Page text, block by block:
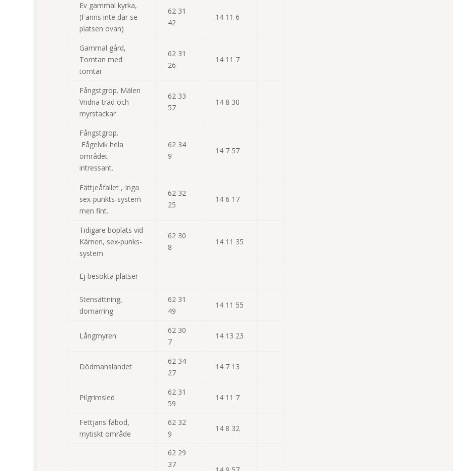
Ev gammal kyrka,
(Fanns inte där se
platsen ovan)
62 31
42
14 11 6
Gammal gård,
Tomtan med
tomtar
62 31
26
14 11 7
Fångstgrop. Mälen
Vridna träd och
myrstackar
62 33
57
14 8 30
Fångstgrop.
Fågelvik hela
området
intressant.
62 34
9
14 7 57
Fättjeåfallet , Inga
sex-punkts-system
men fint.
62 32
25
14 6 17
Tidigare boplats vid
Kärnen, sex-punks-
system
62 30
8
14 11 35
Ej besökta platser
Stensättning,
domarring
62 31
49
14 11 55
Långmyren
62 30
7
14 13 23
Dödmanslandet
62 34
27
14 7 13
Pilgrimsled
62 31
59
14 11 7
Fettjans fäbod,
mytiskt område
62 32
9
14 8 32
62 29
37